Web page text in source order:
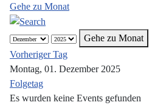
Gehe zu Monat
Gehe zu Monat
Vorheriger Tag
Montag, 01. Dezember 2025
Folgetag
Es wurden keine Events gefunden